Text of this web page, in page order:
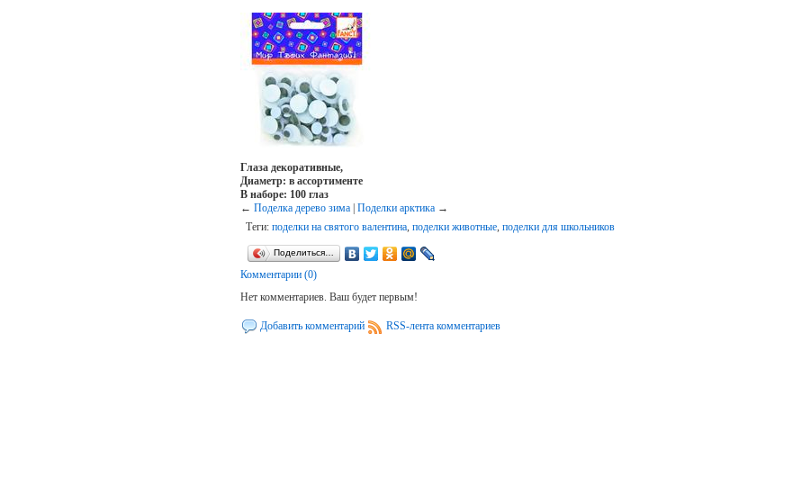
Глаза декоративные,
Диаметр: в ассортименте
В наборе: 100 глаз
←Поделка дерево зима |Поделки арктика →
Теги:поделки на святого валентина,поделки животные,поделки для школьников
Поделиться…
Комментарии (0)
Нет комментариев. Ваш будет первым!
Добавить комментарий RSS-лента комментариев